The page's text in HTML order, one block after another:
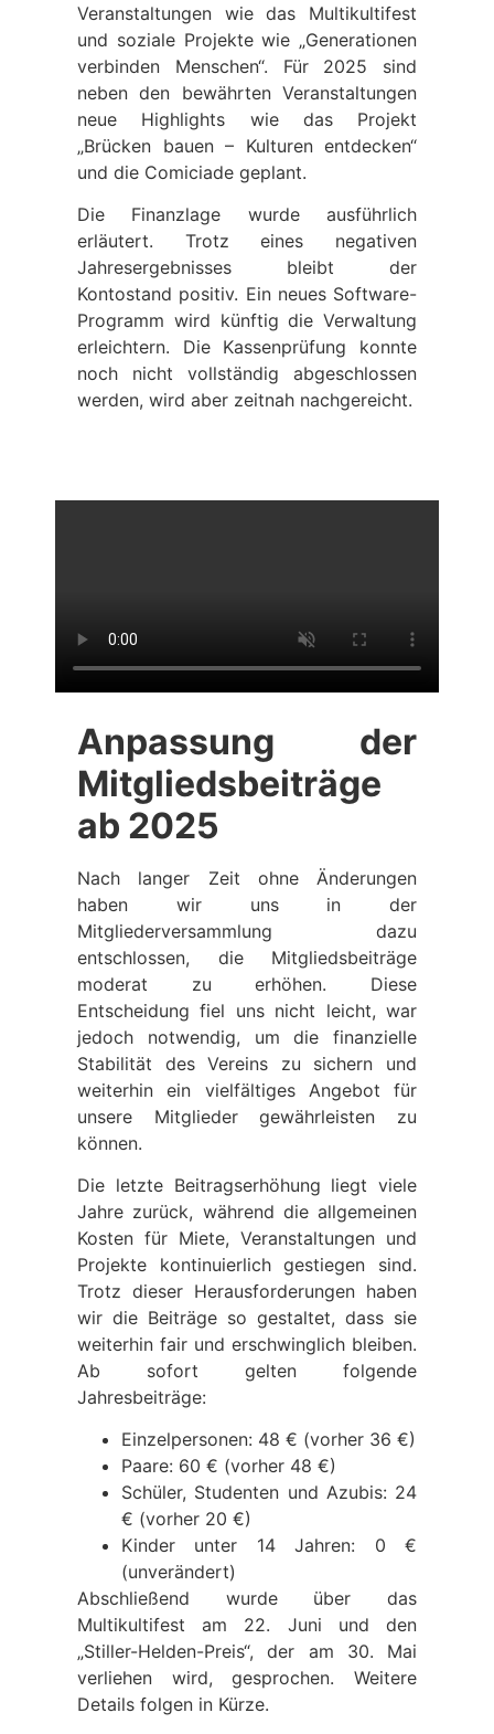
Veranstaltungen wie das Multikultifest
und soziale Projekte wie „Generationen
verbinden Menschen“. Für 2025 sind
neben den bewährten Veranstaltungen
neue Highlights wie das Projekt
„Brücken bauen – Kulturen entdecken“
und die Comiciade geplant.
Die Finanzlage wurde ausführlich
erläutert. Trotz eines negativen
Jahresergebnisses bleibt der
Kontostand positiv. Ein neues Software-
Programm wird künftig die Verwaltung
erleichtern. Die Kassenprüfung konnte
noch nicht vollständig abgeschlossen
werden, wird aber zeitnah nachgereicht.
Anpassung der
Mitgliedsbeiträge
ab 2025
Nach langer Zeit ohne Änderungen
haben wir uns in der
Mitgliederversammlung dazu
entschlossen, die Mitgliedsbeiträge
moderat zu erhöhen. Diese
Entscheidung fiel uns nicht leicht, war
jedoch notwendig, um die finanzielle
Stabilität des Vereins zu sichern und
weiterhin ein vielfältiges Angebot für
unsere Mitglieder gewährleisten zu
können.
Die letzte Beitragserhöhung liegt viele
Jahre zurück, während die allgemeinen
Kosten für Miete, Veranstaltungen und
Projekte kontinuierlich gestiegen sind.
Trotz dieser Herausforderungen haben
wir die Beiträge so gestaltet, dass sie
weiterhin fair und erschwinglich bleiben.
Ab sofort gelten folgende
Jahresbeiträge:
Einzelpersonen: 48 € (vorher 36 €)
Paare: 60 € (vorher 48 €)
Schüler, Studenten und Azubis: 24
€ (vorher 20 €)
Kinder unter 14 Jahren: 0 €
(unverändert)
Abschließend wurde über das
Multikultifest am 22. Juni und den
„Stiller-Helden-Preis“, der am 30. Mai
verliehen wird, gesprochen. Weitere
Details folgen in Kürze.